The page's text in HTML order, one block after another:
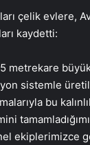
çelik evlere,
kaydetti:
metrekare
sistemle
bu
ekiplerimizce